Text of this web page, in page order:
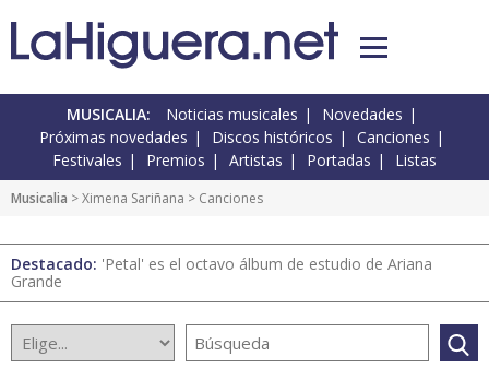
MUSICALIA: Noticias musicales
Novedades
Próximas novedades
Discos históricos
Canciones
Festivales
Premios Artistas Portadas Listas
Musicalia >Ximena Sariñana > Canciones
Destacado: 'Petal' es el octavo álbum de estudio de Ariana
Grande